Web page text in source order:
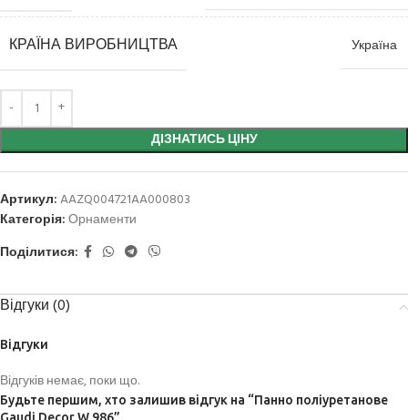
КРАЇНА ВИРОБНИЦТВА Україна
ДІЗНАТИСЬ ЦІНУ
Артикул:AAZQ004721AA000803
Категорія:Орнаменти
Поділитися:
Відгуки (0)
Відгуки
Відгуків немає, поки що.
Будьте першим, хто залишив відгук на “Панно поліуретанове